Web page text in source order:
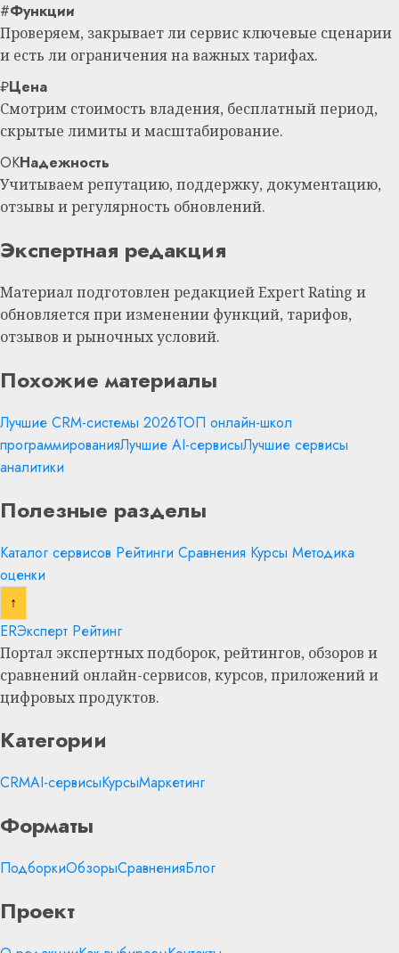
#Функции
Проверяем, закрывает ли сервис ключевые сценарии
и есть ли ограничения на важных тарифах.
₽Цена
Смотрим стоимость владения, бесплатный период,
скрытые лимиты и масштабирование.
OKНадежность
Учитываем репутацию, поддержку, документацию,
отзывы и регулярность обновлений.
Экспертная редакция
Материал подготовлен редакцией Expert Rating и
обновляется при изменении функций, тарифов,
отзывов и рыночных условий.
Похожие материалы
Лучшие CRM-системы 2026ТОП онлайн-школ
программированияЛучшие AI-сервисыЛучшие сервисы
аналитики
Полезные разделы
Каталог сервисов Рейтинги Сравнения Курсы Методика
оценки
↑
ERЭксперт Рейтинг
Портал экспертных подборок, рейтингов, обзоров и
сравнений онлайн-сервисов, курсов, приложений и
цифровых продуктов.
Категории
CRMAI-сервисыКурсыМаркетинг
Форматы
ПодборкиОбзорыСравненияБлог
Проект